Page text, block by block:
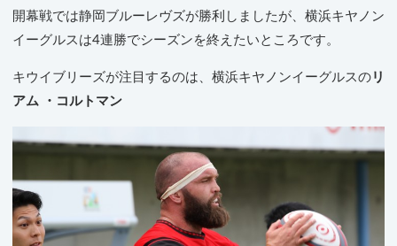
開幕戦では静岡ブルーレヴズが勝利しましたが、横浜キヤノン
イーグルスは4連勝でシーズンを終えたいところです。
キウイブリーズが注目するのは、横浜キヤノンイーグルスの リ
アム ・コルトマン